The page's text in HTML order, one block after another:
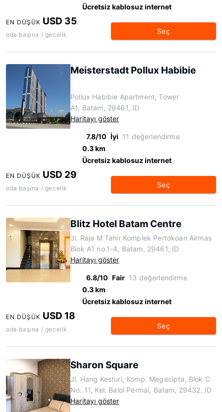
Ücretsiz kablosuz internet
EN DÜŞÜK USD 35
oda başına / gecelik Seç
Meisterstadt Pollux Habibie
Pollux Habibie Apartment, Tower
A1, Batam, 29461, ID
Haritayı göster
7.8/10 İyi 11 değerlendirme
0.3 km
Ücretsiz kablosuz internet
EN DÜŞÜK USD 29
oda başına / gecelik Seç
Blitz Hotel Batam Centre
Jl. Raja M Tahir Komplek Pertokoan Airmas
Blok A1 no.1-4, Batam, 29461, ID
Haritayı göster
6.8/10 Fair 13 değerlendirme
0.3 km
Ücretsiz kablosuz internet
EN DÜŞÜK USD 18
oda başına / gecelik Seç
Sharon Square
Jl. Hang Kesturi, Komp. Megacipta, Blok C
No. 11, Kel. Baloi Permai, Batam, 29432, ID
Haritayı göster